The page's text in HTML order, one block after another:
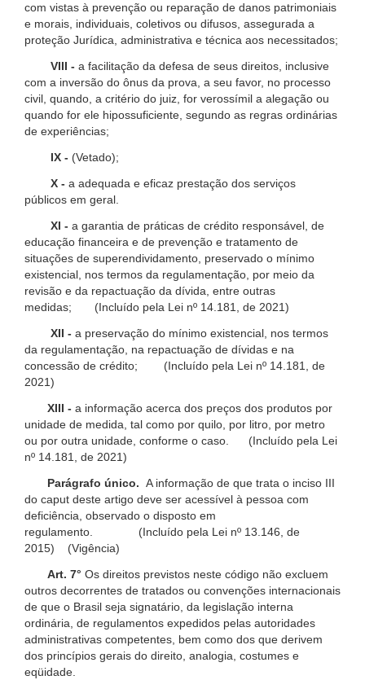
com vistas à prevenção ou reparação de danos patrimoniais
e morais, individuais, coletivos ou difusos, assegurada a
proteção Jurídica, administrativa e técnica aos necessitados;
VIII - a facilitação da defesa de seus direitos, inclusive
com a inversão do ônus da prova, a seu favor, no processo
civil, quando, a critério do juiz, for verossímil a alegação ou
quando for ele hipossuficiente, segundo as regras ordinárias
de experiências;
IX - (Vetado);
X - a adequada e eficaz prestação dos serviços
públicos em geral.
XI - a garantia de práticas de crédito responsável, de
educação financeira e de prevenção e tratamento de
situações de superendividamento, preservado o mínimo
existencial, nos termos da regulamentação, por meio da
revisão e da repactuação da dívida, entre outras
medidas; (Incluído pela Lei nº 14.181, de 2021)
XII - a preservação do mínimo existencial, nos termos
da regulamentação, na repactuação de dívidas e na
concessão de crédito; (Incluído pela Lei nº 14.181, de
2021)
XIII - a informação acerca dos preços dos produtos por
unidade de medida, tal como por quilo, por litro, por metro
ou por outra unidade, conforme o caso. (Incluído pela Lei
nº 14.181, de 2021)
Parágrafo único. A informação de que trata o inciso III
do caput deste artigo deve ser acessível à pessoa com
deficiência, observado o disposto em
regulamento. (Incluído pela Lei nº 13.146, de
2015) (Vigência)
Art. 7° Os direitos previstos neste código não excluem
outros decorrentes de tratados ou convenções internacionais
de que o Brasil seja signatário, da legislação interna
ordinária, de regulamentos expedidos pelas autoridades
administrativas competentes, bem como dos que derivem
dos princípios gerais do direito, analogia, costumes e
eqüidade.